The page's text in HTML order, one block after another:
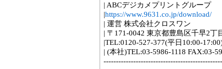
| ABCデジカメプリントグループ
|https://www.9631.co.jp/download/
| 運営 株式会社クロスワン
| 〒171-0042 東京都豊島区千早2丁
|TEL:0120-527-377(平日10:00-
| (本社)TEL:03-5986-1118 FAX:03-
------------------------------------------------